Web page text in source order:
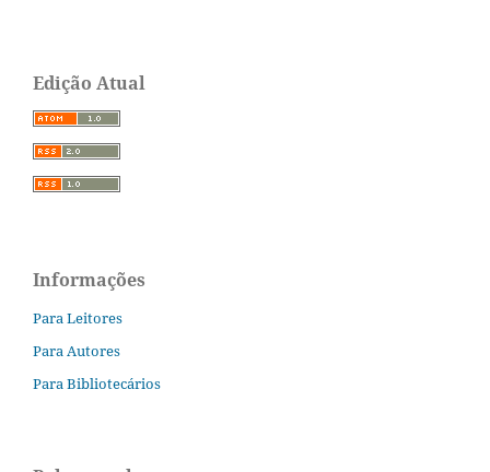
Edição Atual
Informações
Para Leitores
Para Autores
Para Bibliotecários